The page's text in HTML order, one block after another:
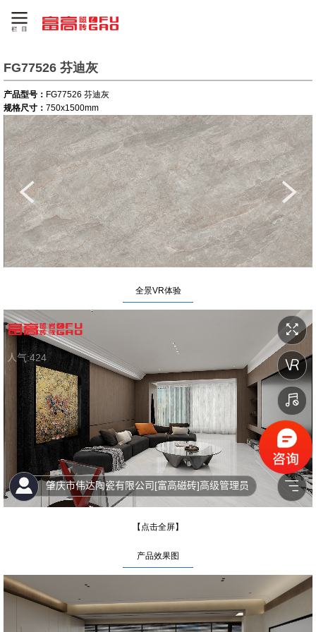
FG77526 芬迪灰
产品型号： FG77526 芬迪灰
规格尺寸： 750x1500mm
全景VR体验
【点击全屏】
产品效果图